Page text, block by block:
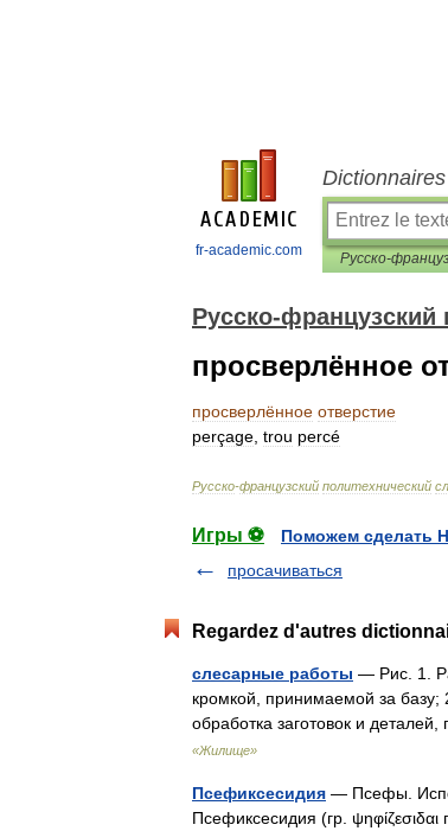
fr-academic.com
Русско-французский
просверлённое
просверлённое отверстие
perçage trou percé
Русско-французский политехнический
Игры ⚽
Поможем сделать
просачиваться
Regardez d'autres
слесарные работы — Рис. 1.
кромкой, принимаемой за
обработка заготовок и
«Жилище»
Псефиксесидия — Псефы.
Псефиксесидия (гр.